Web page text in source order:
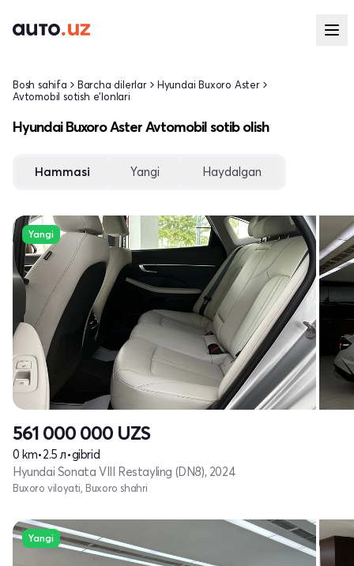
Bosh sahifa Barcha dilerlar
Hyundai Buxoro Aster
Avtomobil sotish e'lonlari
Hyundai Buxoro Aster Avtomobil sotib olish
Hammasi Yangi Haydalgan
Yangi
561 000 000 UZS
0 km•2.5 л•gibrid
Hyundai Sonata VIII Restayling (DN8), 2024
Buxoro viloyati, Buxoro shahri
Yangi